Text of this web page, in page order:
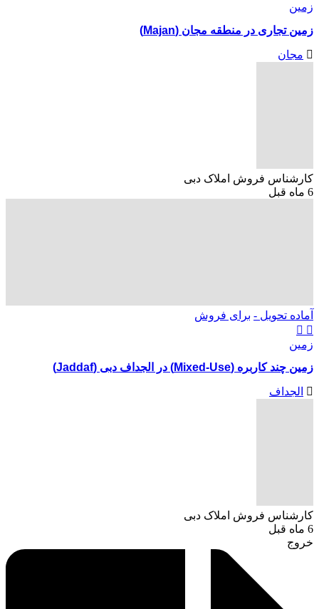
زمین
زمین تجاری در منطقه مجان (Majan)
مجان
کارشناس فروش املاک دبی
6 ماه قبل
آماده تحویل - برای فروش
زمین
زمین چند کاربره (Mixed-Use) در الجداف دبی (Jaddaf)
الجداف
کارشناس فروش املاک دبی
6 ماه قبل
خروج